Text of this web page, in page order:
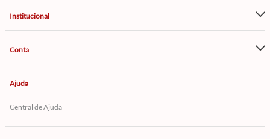
Institucional
Conta
Ajuda
Central de Ajuda